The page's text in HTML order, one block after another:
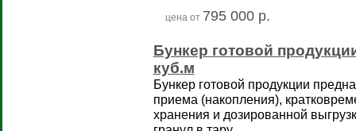
цена от 795 000 р.
Бункер готовой
куб.м
Бункер готовой продукции
приема (накопления),
хранения и дозированной